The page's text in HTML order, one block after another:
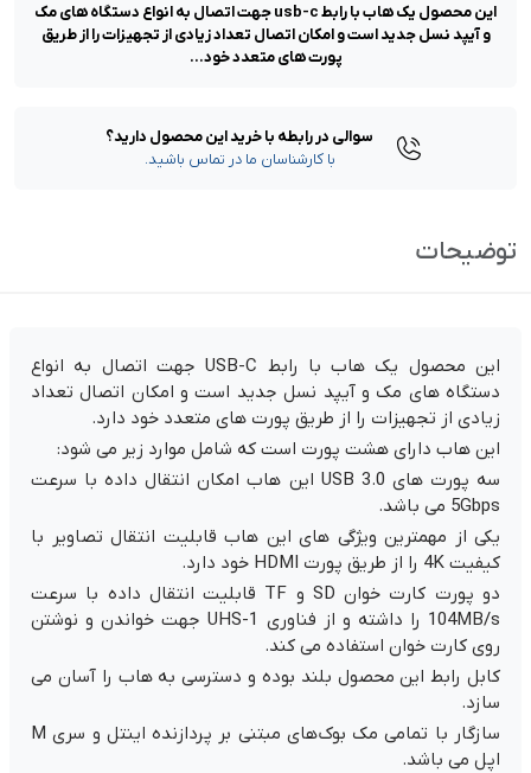
این محصول یک هاب با رابط usb-c جهت اتصال به انواع دستگاه های مک
و آیپد نسل جدید است و امکان اتصال تعداد زیادی از تجهیزات را از طریق
پورت های متعدد خود...
سوالی در رابطه با خرید این محصول دارید؟
با کارشناسان ما در تماس باشید.
توضیحات
این محصول یک هاب با رابط USB-C جهت اتصال به انواع
دستگاه های مک و آیپد نسل جدید است و امکان اتصال تعداد
زیادی از تجهیزات را از طریق پورت های متعدد خود دارد.
این هاب دارای هشت پورت است که شامل موارد زیر می شود:
سه پورت های USB 3.0 این هاب امکان انتقال داده با سرعت
5Gbps می باشد.
یکی از مهمترین ویژگی های این هاب قابلیت انتقال تصاویر با
کیفیت 4K را از طریق پورت HDMI خود دارد.
دو پورت کارت خوان SD و TF قابلیت انتقال داده با سرعت
104MB/s را داشته و از فناوری UHS-1 جهت خواندن و نوشتن
روی کارت خوان استفاده می کند.
کابل رابط این محصول بلند بوده و دسترسی به هاب را آسان می
سازد.
سازگار با تمامی مک بوک‌های مبتنی بر پردازنده اینتل و سری M
اپل می باشد.